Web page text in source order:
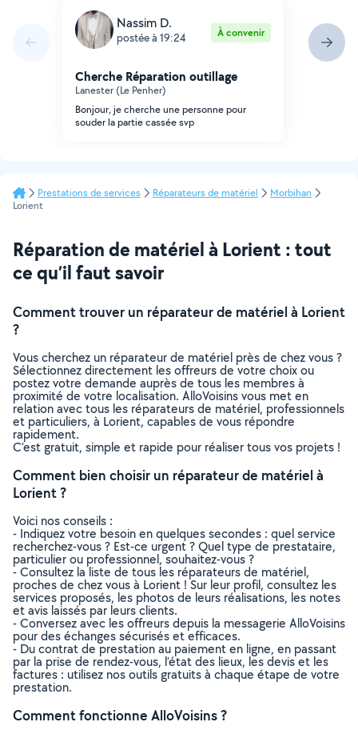
Nassim D.
postée à 19:24 À convenir
Cherche Réparation outillage
Lanester (Le Penher)
Bonjour, je cherche une personne pour
souder la partie cassée svp
Prestations de services Réparateurs de matériel
Morbihan
Lorient
Réparation de matériel à Lorient : tout
ce qu’il faut savoir
Comment trouver un réparateur de matériel à Lorient
?
Vous cherchez un réparateur de matériel près de chez vous ?
Sélectionnez directement les offreurs de votre choix ou
postez votre demande auprès de tous les membres à
proximité de votre localisation. AlloVoisins vous met en
relation avec tous les réparateurs de matériel, professionnels
et particuliers, à Lorient, capables de vous répondre
rapidement.
C’est gratuit, simple et rapide pour réaliser tous vos projets !
Comment bien choisir un réparateur de matériel à
Lorient ?
Voici nos conseils :
- Indiquez votre besoin en quelques secondes : quel service
recherchez-vous ? Est-ce urgent ? Quel type de prestataire,
particulier ou professionnel, souhaitez-vous ?
- Consultez la liste de tous les réparateurs de matériel,
proches de chez vous à Lorient ! Sur leur profil, consultez les
services proposés, les photos de leurs réalisations, les notes
et avis laissés par leurs clients.
- Conversez avec les offreurs depuis la messagerie AlloVoisins
pour des échanges sécurisés et efficaces.
- Du contrat de prestation au paiement en ligne, en passant
par la prise de rendez-vous, l’état des lieux, les devis et les
factures : utilisez nos outils gratuits à chaque étape de votre
prestation.
Comment fonctionne AlloVoisins ?